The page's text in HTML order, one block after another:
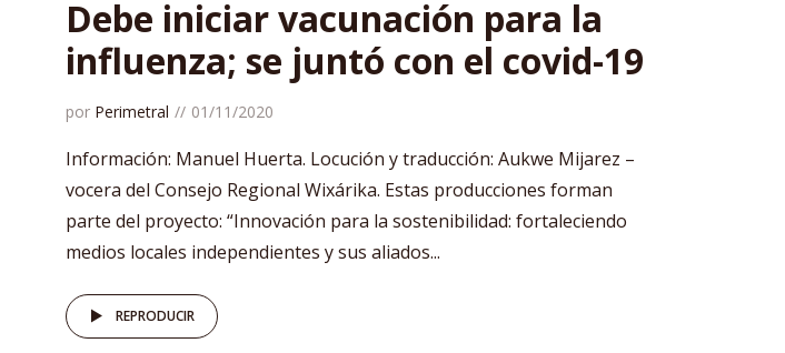
Debe iniciar vacunación para la
influenza; se juntó con el covid-19
por Perimetral 01/11/2020
Información: Manuel Huerta. Locución y traducción: Aukwe Mijarez –
vocera del Consejo Regional Wixárika. Estas producciones forman
parte del proyecto: “Innovación para la sostenibilidad: fortaleciendo
medios locales independientes y sus aliados...
REPRODUCIR